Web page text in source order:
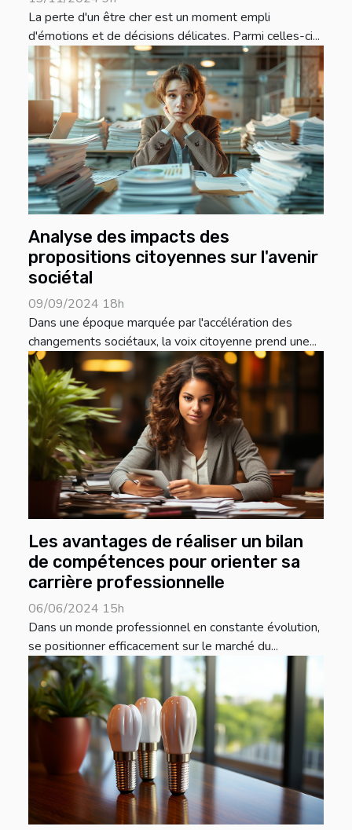
La perte d'un être cher est un moment empli
d'émotions et de décisions délicates. Parmi celles-ci...
Analyse des impacts des
propositions citoyennes sur l'avenir
sociétal
09/09/2024 18h
Dans une époque marquée par l'accélération des
changements sociétaux, la voix citoyenne prend une...
Les avantages de réaliser un bilan
de compétences pour orienter sa
carrière professionnelle
06/06/2024 15h
Dans un monde professionnel en constante évolution,
se positionner efficacement sur le marché du...